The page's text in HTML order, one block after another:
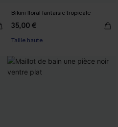
Bikini floral fantaisie tropicale
35,00 €
Taille haute